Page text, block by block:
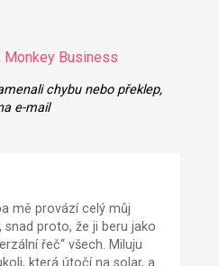
Monkey Business
chybu nebo překlep,
e-mail
mě provází celý můj
snad proto, že ji beru jako
řeč“ všech. Miluju
která útočí na solar, a